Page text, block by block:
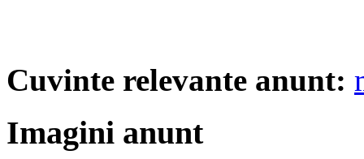
Cuvinte relevante anunt:
Imagini anunt